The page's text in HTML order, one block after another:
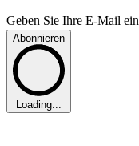
Geben Sie Ihre E-Mail ein
Abonnieren
Loading...